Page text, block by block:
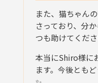
また、猫ちゃん
さっており、分
つも助けてくだ
本当にShiro様に
ます。今後とも